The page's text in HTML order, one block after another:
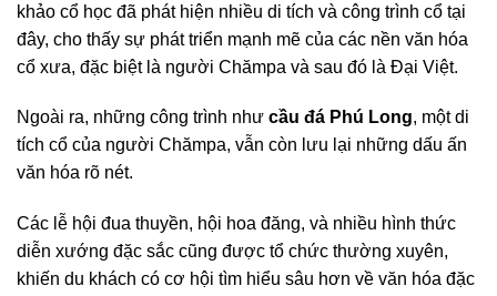
khảo cổ học đã phát hiện nhiều di tích và công trình cổ tại
đây, cho thấy sự phát triển mạnh mẽ của các nền văn hóa
cổ xưa, đặc biệt là người Chămpa và sau đó là Đại Việt.
Ngoài ra, những công trình như cầu đá Phú Long, một di
tích cổ của người Chămpa, vẫn còn lưu lại những dấu ấn
văn hóa rõ nét.
Các lễ hội đua thuyền, hội hoa đăng, và nhiều hình thức
diễn xướng đặc sắc cũng được tổ chức thường xuyên,
khiến du khách có cơ hội tìm hiểu sâu hơn về văn hóa đặc